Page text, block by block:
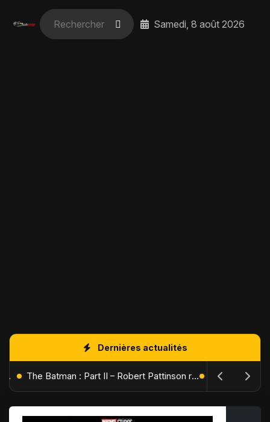
Samedi, 8 août 2026
Dernières actualités
L'Âge de Glace : Le Réveil du Volcan – Manny, Sid et Diego de retour pour une aventure explosive The Batman : Part II – Robert Pattinson replonge dans les ténèbres de Gotham dès octobre 2027